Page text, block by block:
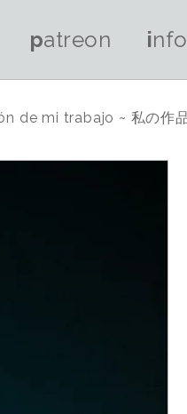
patreon
de mi trabajo ~ 私の作